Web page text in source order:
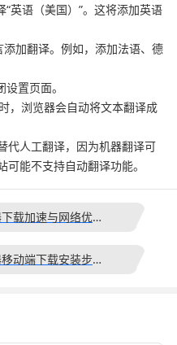
英语（美国）”。这将添加英语
加翻译。例如，添加法语、德
置页面。
，浏览器会自动将文本翻译成
代人工翻译，因为机器翻译可
能不支持自动翻译功能。
google浏览器下载加速与网络优化经验分享
google浏览器移动端下载安装步骤详解